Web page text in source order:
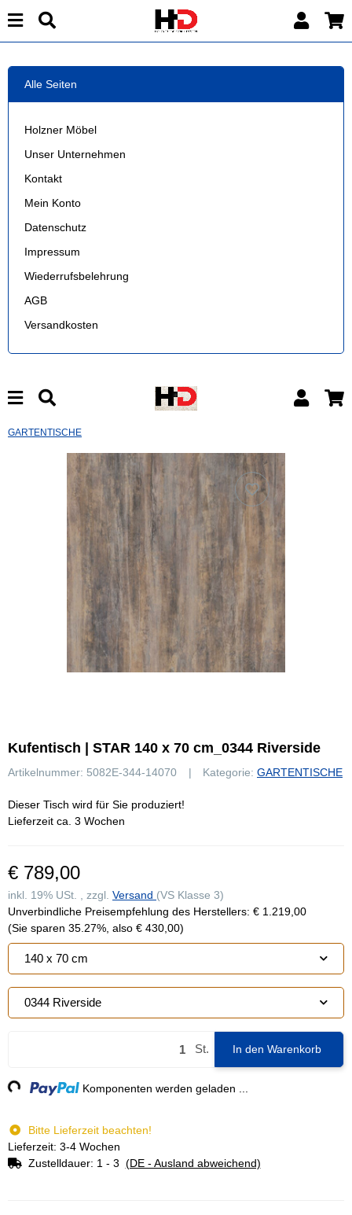
Alle Seiten
Holzner Möbel
Unser Unternehmen
Kontakt
Mein Konto
Datenschutz
Impressum
Wiederrufsbelehrung
AGB
Versandkosten
GARTENTISCHE
Kufentisch | STAR 140 x 70 cm_0344 Riverside
Artikelnummer: 5082E-344-14070 Kategorie: GARTENTISCHE
Dieser Tisch wird für Sie produziert!
Lieferzeit ca. 3 Wochen
€ 789,00
inkl. 19% USt. , zzgl. Versand (VS Klasse 3)
Unverbindliche Preisempfehlung des Herstellers: € 1.219,00
(Sie sparen 35.27% , also € 430,00)
140 x 70 cm
0344 Riverside
St. In den Warenkorb
Komponenten werden geladen ...
Bitte Lieferzeit beachten!
Lieferzeit: 3-4 Wochen
Zustelldauer: 1 - 3 (DE - Ausland abweichend)